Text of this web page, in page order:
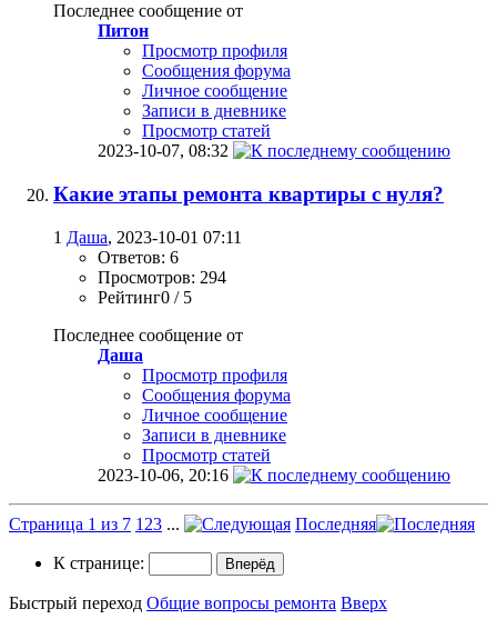
Последнее сообщение от
Питон
Просмотр профиля
Сообщения форума
Личное сообщение
Записи в дневнике
Просмотр статей
2023-10-07, 08:32
Какие этапы ремонта квартиры с нуля?
1 Даша, 2023-10-01 07:11
Ответов: 6
Просмотров: 294
Рейтинг0 / 5
Последнее сообщение от
Даша
Просмотр профиля
Сообщения форума
Личное сообщение
Записи в дневнике
Просмотр статей
2023-10-06, 20:16
Страница 1 из 7 1 23 ... Последняя
К странице:
Быстрый переход Общие вопросы ремонта Вверх